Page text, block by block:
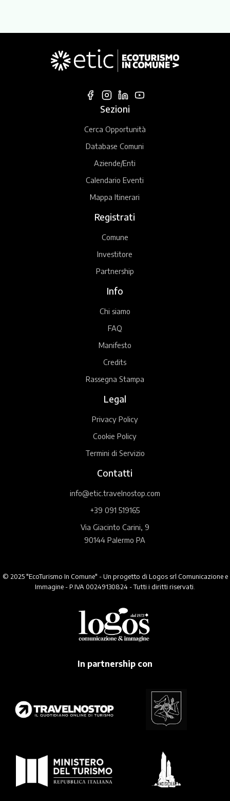
Sezioni
Cerca Opportunità
Database Comuni
Aziende/Enti
Calendario Eventi
Mappa Itinerari
Registrati
Comune
Investitore
Partnership
Info
Chi siamo
FAQ
Manifesto
Credits
Rassegna Stampa
Legal
Privacy Policy
Cookie Policy
Termini di Servizio
Contatti
info@etic.travelnostop.com
+39 091 519165
Via Giacinto Carini, 9
90144 Palermo PA
© 2025 "EcoTurismo In Comune" - Un progetto di Logos srl Comunicazione e
Immagine - P.IVA 00249130824 - Tutti i diritti riservati.
In partnership con